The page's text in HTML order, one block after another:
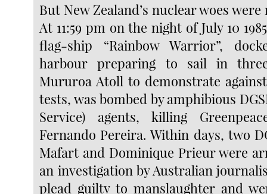
But New Zealand’s nuclear woes
At 11:59 pm on the night of July 10
flag-ship “Rainbow Warrior”,
harbour preparing to sail in
Mururoa Atoll to demonstrate
tests, was bombed by amphibious
Service) agents, killing
Fernando Pereira. Within days, two
Mafart and Dominique Prieur were
an investigation by Australian
plead guilty to manslaughter and